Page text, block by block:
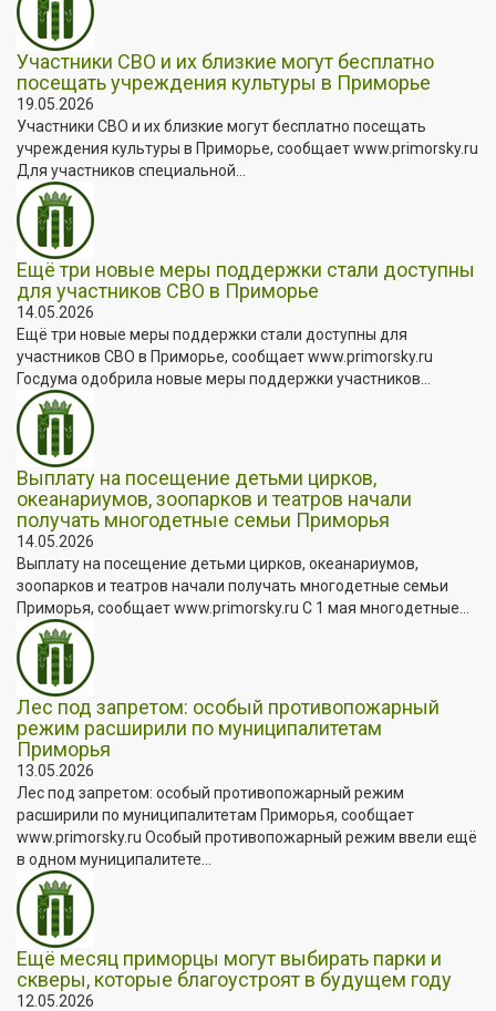
Участники СВО и их близкие могут бесплатно
посещать учреждения культуры в Приморье
19.05.2026
Участники СВО и их близкие могут бесплатно посещать
учреждения культуры в Приморье, сообщает www.primorsky.ru
Для участников специальной...
Ещё три новые меры поддержки стали доступны
для участников СВО в Приморье
14.05.2026
Ещё три новые меры поддержки стали доступны для
участников СВО в Приморье, сообщает www.primorsky.ru
Госдума одобрила новые меры поддержки участников...
Выплату на посещение детьми цирков,
океанариумов, зоопарков и театров начали
получать многодетные семьи Приморья
14.05.2026
Выплату на посещение детьми цирков, океанариумов,
зоопарков и театров начали получать многодетные семьи
Приморья, сообщает www.primorsky.ru С 1 мая многодетные...
Лес под запретом: особый противопожарный
режим расширили по муниципалитетам
Приморья
13.05.2026
Лес под запретом: особый противопожарный режим
расширили по муниципалитетам Приморья, сообщает
www.primorsky.ru Особый противопожарный режим ввели ещё
в одном муниципалитете...
Ещё месяц приморцы могут выбирать парки и
скверы, которые благоустроят в будущем году
12.05.2026